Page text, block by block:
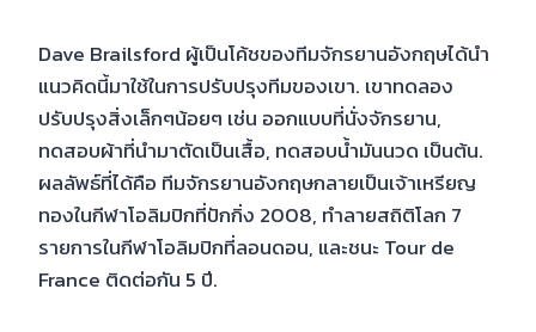
Dave Brailsford ผู้เป็นโค้ชของทีมจักรยานอังกฤษได้นำ
แนวคิดนี้มาใช้ในการปรับปรุงทีมของเขา. เขาทดลอง
ปรับปรุงสิ่งเล็กๆน้อยๆ เช่น ออกแบบที่นั่งจักรยาน,
ทดสอบผ้าที่นำมาตัดเป็นเสื้อ, ทดสอบน้ำมันนวด เป็นต้น.
ผลลัพธ์ที่ได้คือ ทีมจักรยานอังกฤษกลายเป็นเจ้าเหรียญ
ทองในกีฬาโอลิมปิกที่ปักกิ่ง 2008, ทำลายสถิติโลก 7
รายการในกีฬาโอลิมปิกที่ลอนดอน, และชนะ Tour de
France ติดต่อกัน 5 ปี.